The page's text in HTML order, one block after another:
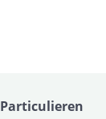
Particulieren